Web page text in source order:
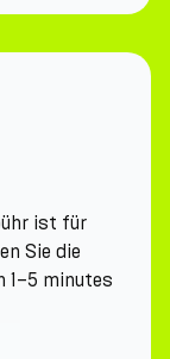
ist für
Sie die
1–5 minutes